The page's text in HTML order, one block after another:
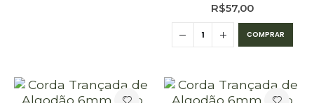
R$57,00
COMPRAR